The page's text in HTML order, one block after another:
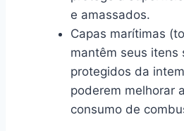
e amassados.
Capas marítimas
mantêm seus itens
protegidos da
poderem melhorar
consumo de